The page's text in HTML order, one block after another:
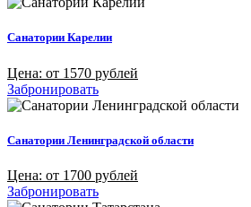
Санатории Карелии
Цена: от 1570 рублей
Забронировать
Санатории Ленинградской области
Цена: от 1700 рублей
Забронировать